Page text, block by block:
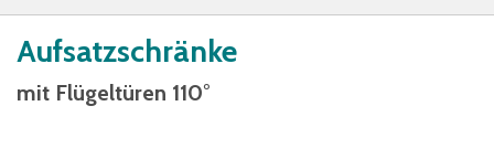
Aufsatzschränke
mit Flügeltüren 110°